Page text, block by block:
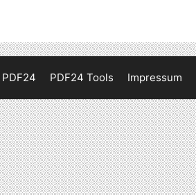
PDF24 PDF24 Tools Impressum